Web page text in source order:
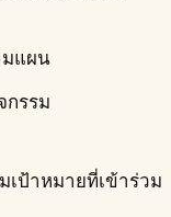
มแผน
กรรม
เป้าหมายที่เข้าร่วม